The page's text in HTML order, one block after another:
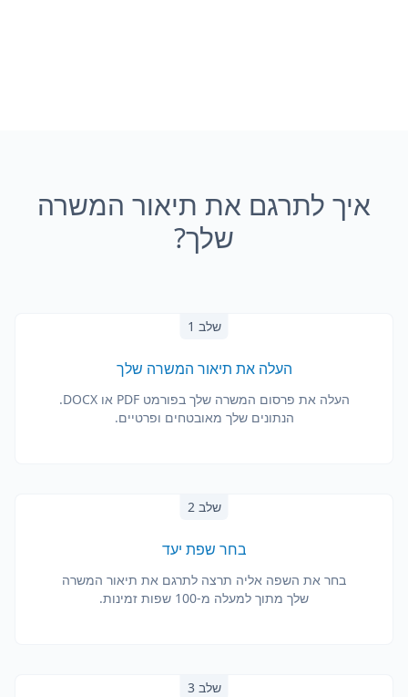
איך לתרגם את תיאור המשרה
שלך?
שלב 1
העלה את תיאור המשרה שלך
העלה את פרסום המשרה שלך בפורמט PDF או DOCX.
הנתונים שלך מאובטחים ופרטיים.
שלב 2
בחר שפת יעד
בחר את השפה אליה תרצה לתרגם את תיאור המשרה
שלך מתוך למעלה מ-100 שפות זמינות.
שלב 3